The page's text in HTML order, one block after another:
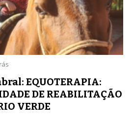
EQUOTERAPIA:
DE REABILITAÇÃO
VERDE